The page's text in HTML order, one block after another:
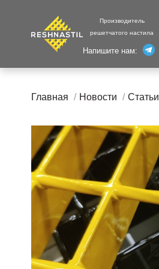
Производитель
решетчатого настила
Напишите нам:
Главная Новости Статьи